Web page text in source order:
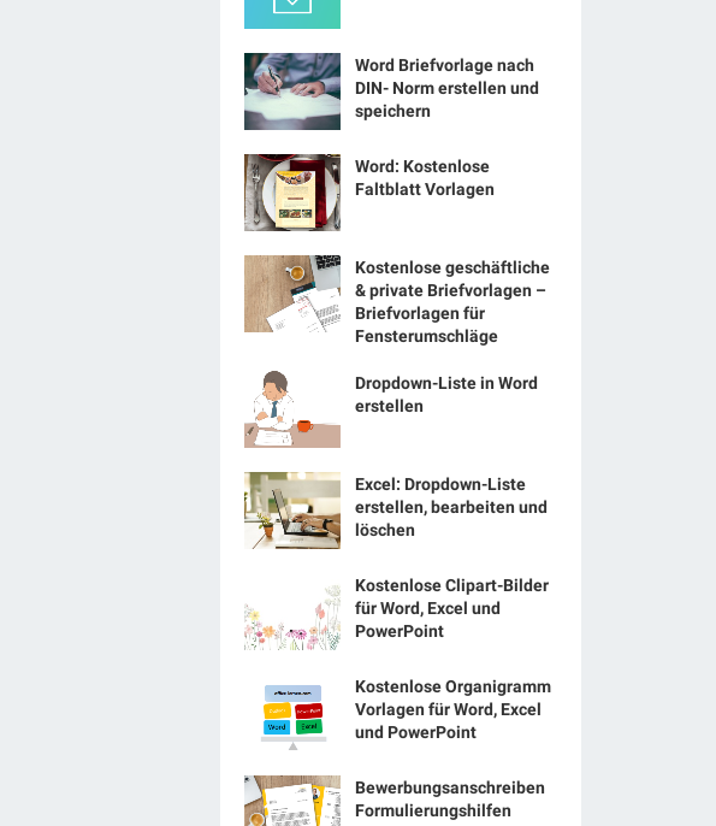
Word Briefvorlage nach
DIN- Norm erstellen und
speichern
Word: Kostenlose
Faltblatt Vorlagen
Kostenlose geschäftliche
& private Briefvorlagen –
Briefvorlagen für
Fensterumschläge
Dropdown-Liste in Word
erstellen
Excel: Dropdown-Liste
erstellen, bearbeiten und
löschen
Kostenlose Clipart-Bilder
für Word, Excel und
PowerPoint
Kostenlose Organigramm
Vorlagen für Word, Excel
und PowerPoint
Bewerbungsanschreiben
Formulierungshilfen